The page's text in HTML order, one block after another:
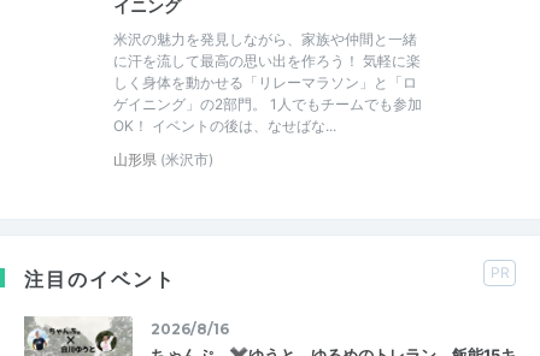
イニング
米沢の魅力を発見しながら、家族や仲間と一緒
に汗を流して最高の思い出を作ろう！ 気軽に楽
しく身体を動かせる「リレーマラソン」と「ロ
ゲイニング」の2部門。 1人でもチームでも参加
OK！ イベントの後は、なせばな...
山形県 (米沢市)
注目のイベント PR
2026/8/16